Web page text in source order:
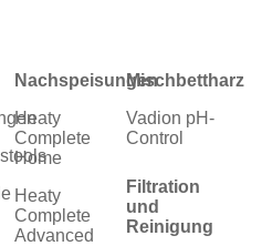
Nachspeisungen
Heaty
Complete
Home
Heaty
Complete
Advanced
Mischbettharz
Vadion pH-
Control
Filtration
und
Reinigung